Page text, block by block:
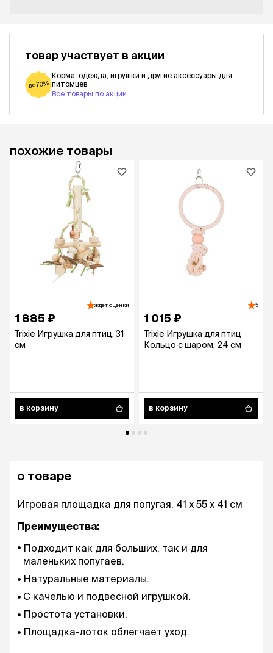
товар участвует в акции
до 70%
Корма, одежда, игрушки и другие аксессуары для
питомцев
Все товары по акции
похожие товары
ждет оценки
1 885 ₽
Trixie Игрушка для птиц, 31
см
в корзину
5
1 015 ₽
Trixie Игрушка для птиц
Кольцо с шаром, 24 см
в корзину
о товаре
Игровая площадка для попугая, 41 х 55 х 41 см
Преимущества:
Подходит как для больших, так и для
маленьких попугаев.
Натуральные материалы.
С качелью и подвесной игрушкой.
Простота установки.
Площадка-лоток облегчает уход.